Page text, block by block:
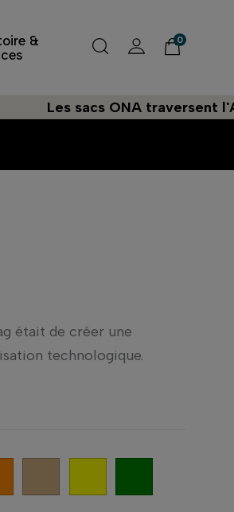
&
0
Les sacs ONA traversent
était de créer une
technologique.